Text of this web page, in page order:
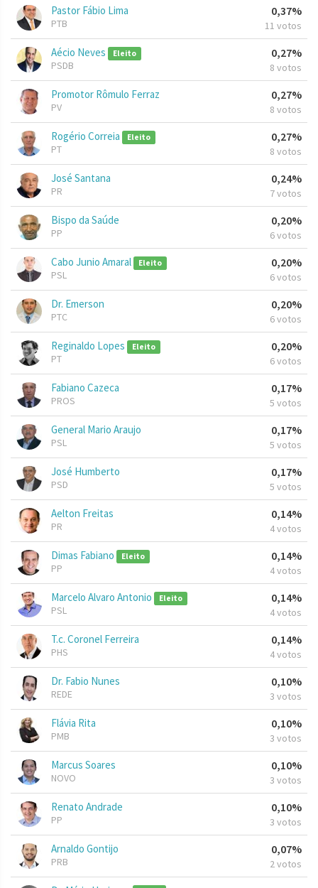
Pastor Fábio Lima
PTB
0,37%
11 votos
Aécio Neves Eleito
PSDB
0,27%
8 votos
Promotor Rômulo Ferraz
PV
0,27%
8 votos
Rogério Correia Eleito
PT
0,27%
8 votos
José Santana
PR
0,24%
7 votos
Bispo da Saúde
PP
0,20%
6 votos
Cabo Junio Amaral Eleito
PSL
0,20%
6 votos
Dr. Emerson
PTC
0,20%
6 votos
Reginaldo Lopes Eleito
PT
0,20%
6 votos
Fabiano Cazeca
PROS
0,17%
5 votos
General Mario Araujo
PSL
0,17%
5 votos
José Humberto
PSD
0,17%
5 votos
Aelton Freitas
PR
0,14%
4 votos
Dimas Fabiano Eleito
PP
0,14%
4 votos
Marcelo Alvaro Antonio Eleito
PSL
0,14%
4 votos
T.c. Coronel Ferreira
PHS
0,14%
4 votos
Dr. Fabio Nunes
REDE
0,10%
3 votos
Flávia Rita
PMB
0,10%
3 votos
Marcus Soares
NOVO
0,10%
3 votos
Renato Andrade
PP
0,10%
3 votos
Arnaldo Gontijo
PRB
0,07%
2 votos